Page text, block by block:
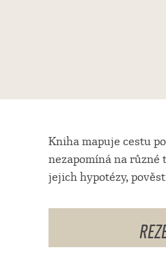
Kniha mapuje cestu
nezapomíná na různé
jejich hypotézy,